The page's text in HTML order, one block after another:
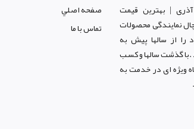
| بهترین قیمت
نمایندگی محصولات
را از سالها پیش به
گذشت سالها و کسب
ویژه ای در خدمت به
صفحه اصلي
تماس با ما